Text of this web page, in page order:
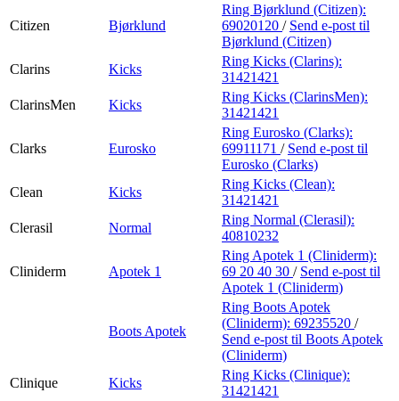
Citizen Bjørklund
Ring Bjørklund (Citizen):
69020120 / Send e-post til
Bjørklund (Citizen)
Clarins
Kicks
Ring Kicks (Clarins):
31421421
ClarinsMen
Kicks
Ring Kicks (ClarinsMen):
31421421
Clarks Eurosko
Ring Eurosko (Clarks):
69911171 / Send e-post til
Eurosko (Clarks)
Clean
Kicks
Ring Kicks (Clean):
31421421
Clerasil
Normal
Ring Normal (Clerasil):
40810232
Cliniderm Apotek 1
Ring Apotek 1 (Cliniderm):
69 20 40 30 / Send e-post til
Apotek 1 (Cliniderm)
Boots Apotek
Ring Boots Apotek
(Cliniderm): 69235520 /
Send e-post til Boots Apotek
(Cliniderm)
Clinique
Kicks
Ring Kicks (Clinique):
31421421